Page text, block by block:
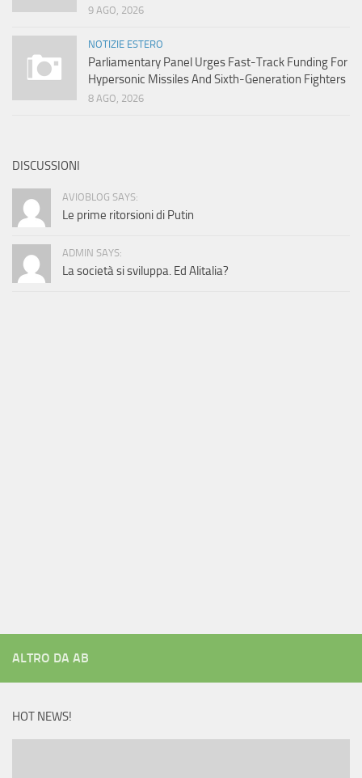
9 AGO, 2026
NOTIZIE ESTERO
Parliamentary Panel Urges Fast-Track Funding For
Hypersonic Missiles And Sixth-Generation Fighters
8 AGO, 2026
DISCUSSIONI
AVIOBLOG SAYS:
Le prime ritorsioni di Putin
ADMIN SAYS:
La società si sviluppa. Ed Alitalia?
ALTRO DA AB
HOT NEWS!